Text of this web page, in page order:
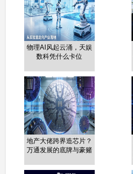
物理AI风起云涌，天娱
数科凭什么卡位
地产大佬跨界造芯片？
万通发展的底牌与豪赌